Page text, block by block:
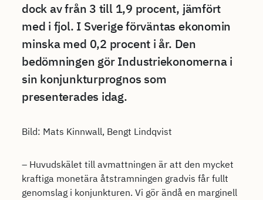
dock av från 3 till 1,9 procent, jämfört
med i fjol. I Sverige förväntas ekonomin
minska med 0,2 procent i år. Den
bedömningen gör Industriekonomerna i
sin konjunkturprognos som
presenterades idag.
Bild: Mats Kinnwall, Bengt Lindqvist
– Huvudskälet till avmattningen är att den mycket
kraftiga monetära åtstramningen gradvis får fullt
genomslag i konjunkturen. Vi gör ändå en marginell